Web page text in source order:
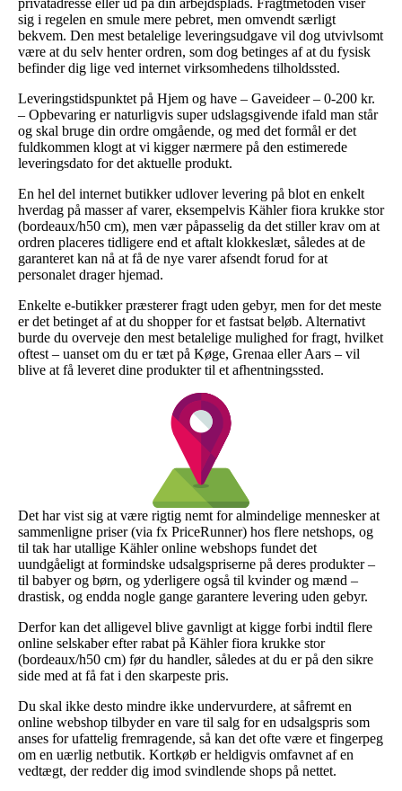
sig i regelen en smule mere pebret, men omvendt særligt
bekvem. Den mest betalelige leveringsudgave vil dog utvivlsomt
være at du selv henter ordren, som dog betinges af at du fysisk
befinder dig lige ved internet virksomhedens tilholdssted.
Leveringstidspunktet på Hjem og have – Gaveideer – 0-200 kr.
– Opbevaring er naturligvis super udslagsgivende ifald man står
og skal bruge din ordre omgående, og med det formål er det
fuldkommen klogt at vi kigger nærmere på den estimerede
leveringsdato for det aktuelle produkt.
En hel del internet butikker udlover levering på blot en enkelt
hverdag på masser af varer, eksempelvis Kähler fiora krukke stor
(bordeaux/h50 cm), men vær påpasselig da det stiller krav om at
ordren placeres tidligere end et aftalt klokkeslæt, således at de
garanteret kan nå at få de nye varer afsendt forud for at
personalet drager hjemad.
Enkelte e-butikker præsterer fragt uden gebyr, men for det meste
er det betinget af at du shopper for et fastsat beløb. Alternativt
burde du overveje den mest betalelige mulighed for fragt, hvilket
oftest – uanset om du er tæt på Køge, Grenaa eller Aars – vil
blive at få leveret dine produkter til et afhentningssted.
Det har vist sig at være rigtig nemt for almindelige mennesker at
sammenligne priser (via fx PriceRunner) hos flere netshops, og
til tak har utallige Kähler online webshops fundet det
uundgåeligt at formindske udsalgspriserne på deres produkter –
til babyer og børn, og yderligere også til kvinder og mænd –
drastisk, og endda nogle gange garantere levering uden gebyr.
Derfor kan det alligevel blive gavnligt at kigge forbi indtil flere
online selskaber efter rabat på Kähler fiora krukke stor
(bordeaux/h50 cm) før du handler, således at du er på den sikre
side med at få fat i den skarpeste pris.
Du skal ikke desto mindre ikke undervurdere, at såfremt en
online webshop tilbyder en vare til salg for en udsalgspris som
anses for ufattelig fremragende, så kan det ofte være et fingerpeg
om en uærlig netbutik. Kortkøb er heldigvis omfavnet af en
vedtægt, der redder dig imod svindlende shops på nettet.